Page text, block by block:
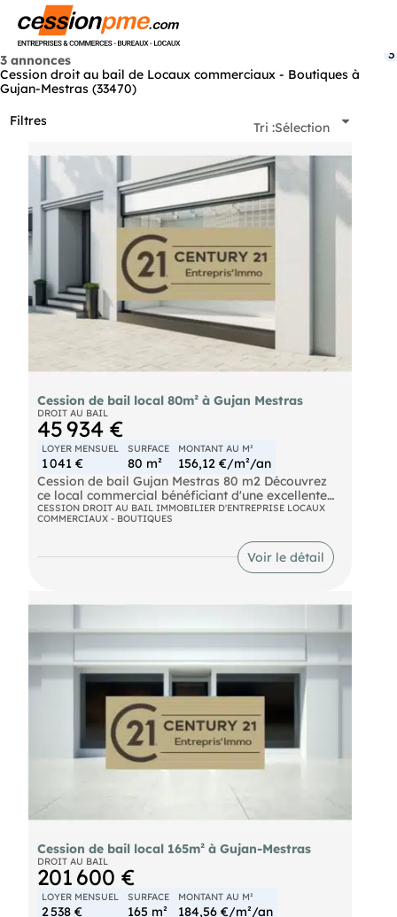
3 annonces
Cession droit au bail de Locaux commerciaux - Boutiques à
Gujan-Mestras (33470)
Filtres
3
Tri :Sélection
Cession de bail local 80m² à Gujan Mestras
DROIT AU BAIL
45 934 €
LOYER MENSUEL
1 041 €
SURFACE
80 m²
MONTANT AU M²
156,12 €/m²/an
Cession de bail Gujan Mestras 80 m2 Découvrez
ce local commercial bénéficiant d'une excellente
visibilité grâce à sa grande surface vitrée donnant
directement sur un axe à fort trafic. Aucun travaux
activité immédiatement. Atouts dubien :
- Emplacement premium sur voie très fréquentée
- Parking à proximité Convient à tous commerces,
développer votre activité dans un secteur
dynamique ! Contactez-nous ! (EI) Agent
Commercial
- Numéro RSAC : 913368031
- Bordeaux.
CESSION DROIT AU BAIL IMMOBILIER D'ENTREPRISE LOCAUX
COMMERCIAUX - BOUTIQUES
Voir le détail
Cession de bail local 165m² à Gujan-Mestras
DROIT AU BAIL
201 600 €
LOYER MENSUEL
2 538 €
SURFACE
165 m²
MONTANT AU M²
184,56 €/m²/an